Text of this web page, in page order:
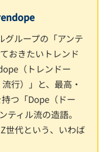
グループの「アンテ
おきたいトレンド
（トレンドー
行）」と、最高・
つ「Dope（ドー
ィル流の造語。
世代という、いわば